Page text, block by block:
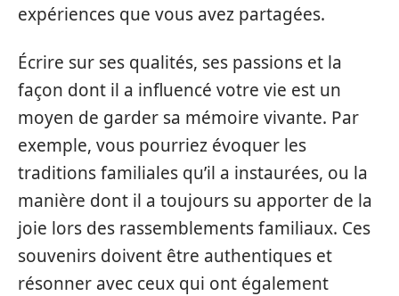
expériences que vous avez partagées.
Écrire sur ses qualités, ses passions et la
façon dont il a influencé votre vie est un
moyen de garder sa mémoire vivante. Par
exemple, vous pourriez évoquer les
traditions familiales qu’il a instaurées, ou la
manière dont il a toujours su apporter de la
joie lors des rassemblements familiaux. Ces
souvenirs doivent être authentiques et
résonner avec ceux qui ont également